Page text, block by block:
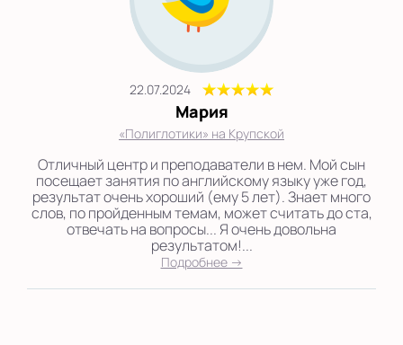
22.07.2024
Мария
«Полиглотики» на Крупской
Отличный центр и преподаватели в нем. Мой сын
посещает занятия по английскому языку уже год,
результат очень хороший (ему 5 лет). Знает много
слов, по пройденным темам, может считать до ста,
отвечать на вопросы... Я очень довольна
результатом!...
Подробнее →